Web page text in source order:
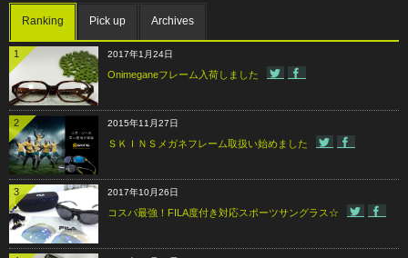
Ranking Pick up Archives
1 2017年1月24日
Onimeganeフレーム入荷しました
2 2015年11月27日
ＳＫＩＮＳメガネフレーム取扱い始めました
3 2017年10月26日
コスパ最強！FILA度付き対応スポーツサングラス☆